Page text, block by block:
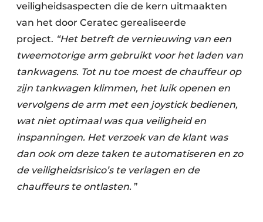
veiligheidsaspecten die de kern uitmaakten
van het door Ceratec gerealiseerde
project. “Het betreft de vernieuwing van een
tweemotorige arm gebruikt voor het laden van
tankwagens. Tot nu toe moest de chauffeur op
zijn tankwagen klimmen, het luik openen en
vervolgens de arm met een joystick bedienen,
wat niet optimaal was qua veiligheid en
inspanningen. Het verzoek van de klant was
dan ook om deze taken te automatiseren en zo
de veiligheidsrisico’s te verlagen en de
chauffeurs te ontlasten. ”